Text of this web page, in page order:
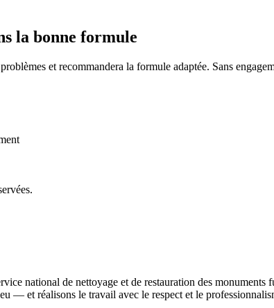
la bonne formule
et recommandera la formule adaptée. Sans
national de nettoyage et de restauration des monuments
— et réalisons le travail avec le respect et le